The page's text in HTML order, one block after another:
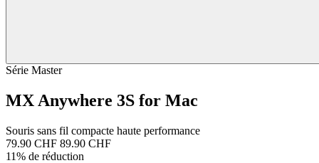
Série Master
MX Anywhere 3S for Mac
Souris sans fil compacte haute performance
79.90 CHF 89.90 CHF
11% de réduction